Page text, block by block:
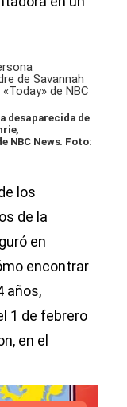
desaparecida de
NBC News. Foto:
los
de la
en
encontrar
años,
1 de febrero
en el